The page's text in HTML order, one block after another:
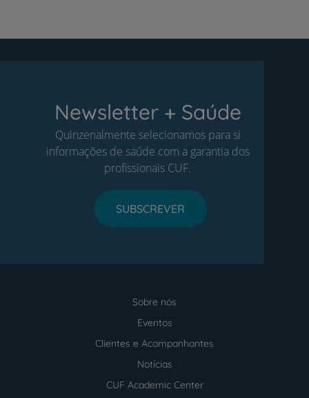
Newsletter + Saúde
Quinzenalmente selecionamos para si
informações de saúde com a garantia dos
profissionais CUF.
SUBSCREVER
Sobre nós
Eventos
Clientes e Acompanhantes
Notícias
CUF Academic Center